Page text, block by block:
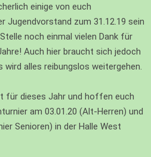
einige von euch
Jugendvorstand zum 31.12.19 sein
noch einmal vielen Dank für
Auch hier braucht sich jedoch
wird alles reibungslos weitergehen.
für dieses Jahr und hoffen euch
am 03.01.20 (Alt-Herren) und
Senioren) in der Halle West